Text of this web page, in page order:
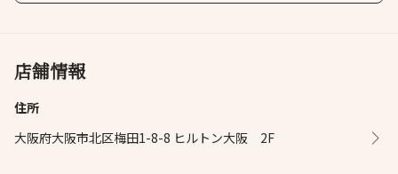
店舗情報
住所
大阪府大阪市北区梅田1-8-8 ヒルトン大阪 2F